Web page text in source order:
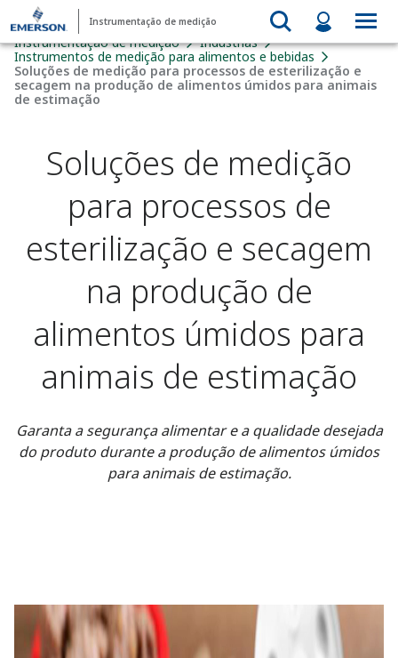
Instrumentação de medição
Instrumentação de medição
Indústrias
Instrumentos de medição para alimentos e bebidas​
Soluções de medição para processos de esterilização e
secagem na produção de alimentos úmidos para animais
de estimação
Soluções de medição
para processos de
esterilização e secagem
na produção de
alimentos úmidos para
animais de estimação
Garanta a segurança alimentar e a qualidade desejada
do produto durante a produção de alimentos úmidos
para animais de estimação.